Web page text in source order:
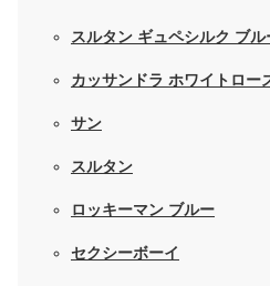
スルタン ギュペシルク ブル
カッサンドラ ホワイトロー
サン
スルタン
ロッキーマン ブルー
セクシーボーイ